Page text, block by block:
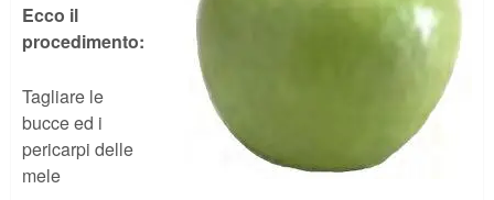
Ecco il
procedimento:
Tagliare le
bucce ed i
pericarpi delle
mele